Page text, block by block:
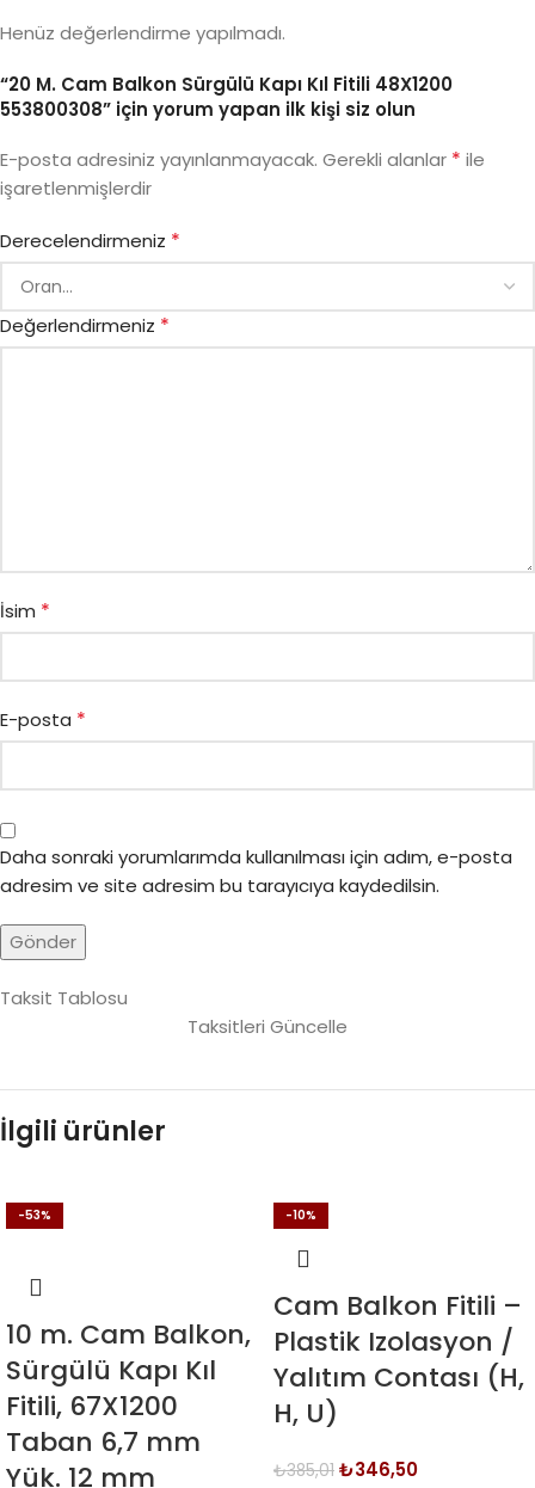
Henüz değerlendirme yapılmadı.
“20 M. Cam Balkon Sürgülü Kapı Kıl Fitili 48X1200
553800308” için yorum yapan ilk kişi siz olun
E-posta adresiniz yayınlanmayacak. Gerekli alanlar * ile
işaretlenmişlerdir
Derecelendirmeniz *
Değerlendirmeniz *
İsim *
E-posta *
Daha sonraki yorumlarımda kullanılması için adım, e-posta
adresim ve site adresim bu tarayıcıya kaydedilsin.
Taksit Tablosu
Taksitleri Güncelle
İlgili ürünler
-53%
10 m. Cam Balkon,
Sürgülü Kapı Kıl
Fitili, 67X1200
Taban 6,7 mm
Yük. 12 mm
-10%
Cam Balkon Fitili –
Plastik Izolasyon /
Yalıtım Contası (H,
H, U)
₺385,01 ₺346,50